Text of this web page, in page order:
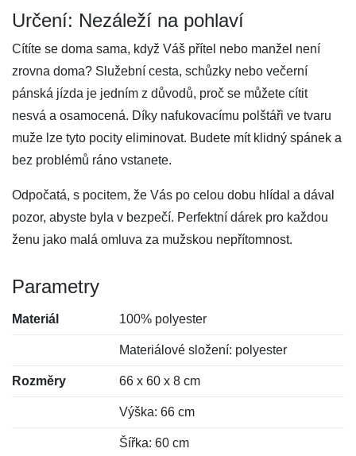
Určení: Nezáleží na pohlaví
Cítíte se doma sama, když Váš přítel nebo manžel není
zrovna doma? Služební cesta, schůzky nebo večerní
pánská jízda je jedním z důvodů, proč se můžete cítit
nesvá a osamocená. Díky nafukovacímu polštáři ve tvaru
muže lze tyto pocity eliminovat. Budete mít klidný spánek a
bez problémů ráno vstanete.
Odpočatá, s pocitem, že Vás po celou dobu hlídal a dával
pozor, abyste byla v bezpečí. Perfektní dárek pro každou
ženu jako malá omluva za mužskou nepřítomnost.
Parametry
Materiál 100% polyester
Materiálové složení: polyester
Rozměry 66 x 60 x 8 cm
Výška: 66 cm
Šířka: 60 cm